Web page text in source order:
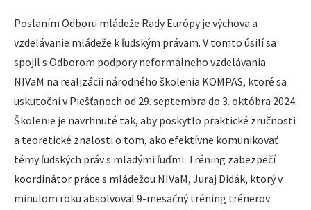
Poslaním Odboru mládeže Rady Európy je výchova a
vzdelávanie mládeže k ľudským právam. V tomto úsilí sa
spojil s Odborom podpory neformálneho vzdelávania
NIVaM na realizácii národného školenia KOMPAS, ktoré sa
uskutoční v Piešťanoch od 29. septembra do 3. októbra 2024.
Školenie je navrhnuté tak, aby poskytlo praktické zručnosti
a teoretické znalosti o tom, ako efektívne komunikovať
témy ľudských práv s mladými ľuďmi. Tréning zabezpečí
koordinátor práce s mládežou NIVaM, Juraj Didák, ktorý v
minulom roku absolvoval 9-mesačný tréning trénerov